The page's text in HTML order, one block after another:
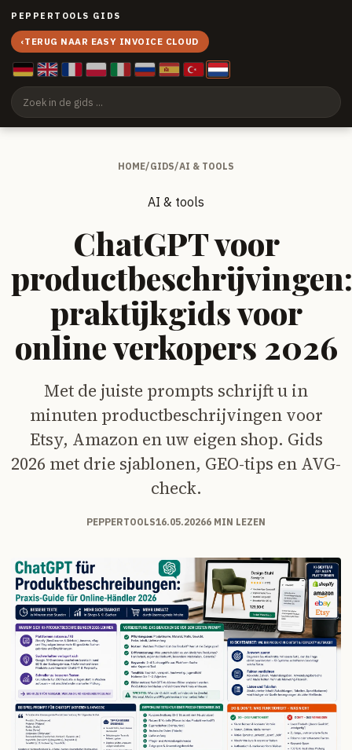
PEPPERTOOLS GIDS
‹TERUG NAAR EASY INVOICE CLOUD
HOME/GIDS/AI & TOOLS
AI & tools
ChatGPT voor
productbeschrijvingen:
praktijkgids voor
online verkopers 2026
Met de juiste prompts schrijft u in
minuten productbeschrijvingen voor
Etsy, Amazon en uw eigen shop. Gids
2026 met drie sjablonen, GEO-tips en AVG-
check.
PEPPERTOOLS16.05.20266 MIN LEZEN